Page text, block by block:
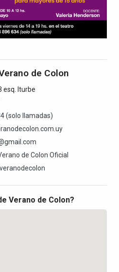
de Colon
esq. Iturbe
(solo llamadas)
de Colon Oficial
Verano de Colon?